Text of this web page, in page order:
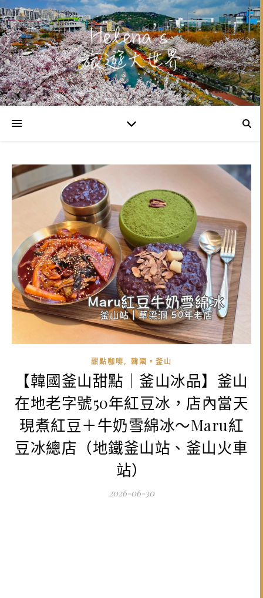
甜點咖啡, 韓國。釜山
【韓國釜山甜點｜釜山冰品】釜山
在地老字號50年紅豆冰，店內當天
現煮紅豆＋牛奶雪綿冰～Maru紅
豆冰總店（地鐵釜山站、釜山火車
站）
2026-06-30